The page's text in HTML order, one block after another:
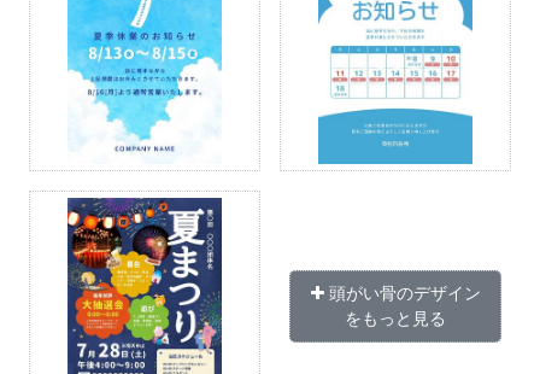
頭がい骨のデザイン
をもっと見る